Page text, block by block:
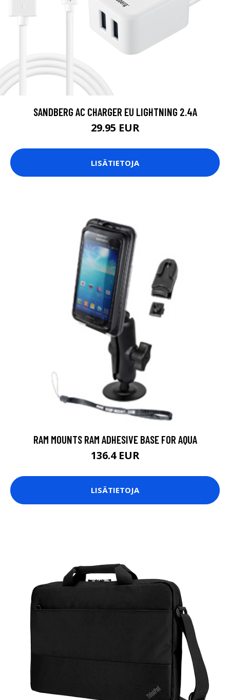
SANDBERG AC CHARGER EU LIGHTNING 2.4A
29.95 EUR
LISÄTIETOJA
RAM MOUNTS RAM ADHESIVE BASE FOR AQUA
136.4 EUR
LISÄTIETOJA